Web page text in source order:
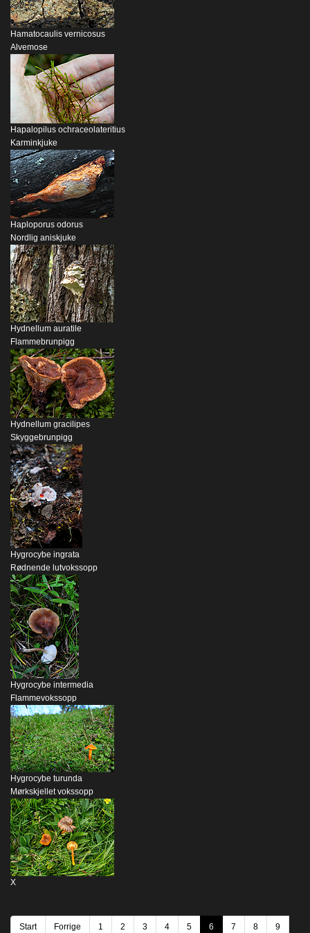
Hamatocaulis vernicosus
Alvemose
Hapalopilus ochraceolateritius
Karminkjuke
Haploporus odorus
Nordlig aniskjuke
Hydnellum auratile
Flammebrunpigg
Hydnellum gracilipes
Skyggebrunpigg
Hygrocybe ingrata
Rødnende lutvokssopp
Hygrocybe intermedia
Flammevokssopp
Hygrocybe turunda
Mørkskjellet vokssopp
X
Start Forrige 1 2 3 4 5 6 7 8 9